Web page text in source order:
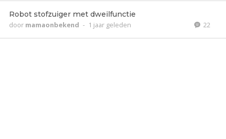
Robot stofzuiger met dweilfunctie
door mamaonbekend - 1 jaar geleden 22